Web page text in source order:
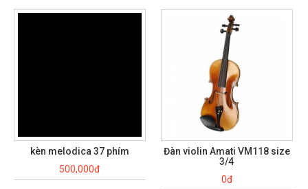
kèn melodica 37 phím
500,000đ
Đàn violin Amati VM118 size
3/4
0đ